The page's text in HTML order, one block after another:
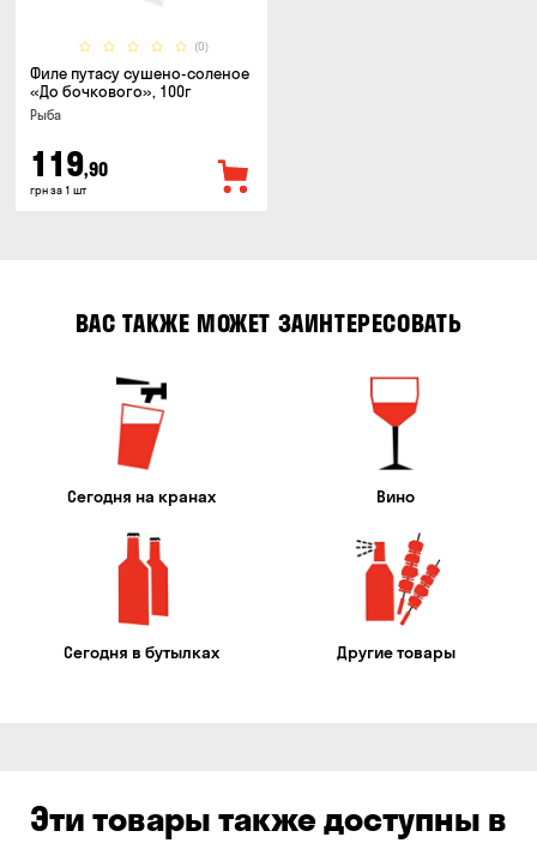
(0)
Филе путасу сушено-соленое
«До бочкового», 100г
Рыба
119,90
грн за 1 шт
ВАС ТАКЖЕ МОЖЕТ ЗАИНТЕРЕСОВАТЬ
Сегодня на кранах Вино
Сегодня в бутылках Другие товары
Эти товары также доступны в